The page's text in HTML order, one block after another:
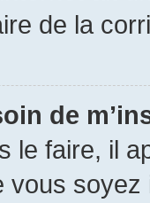
de la
de
le faire, il
vous